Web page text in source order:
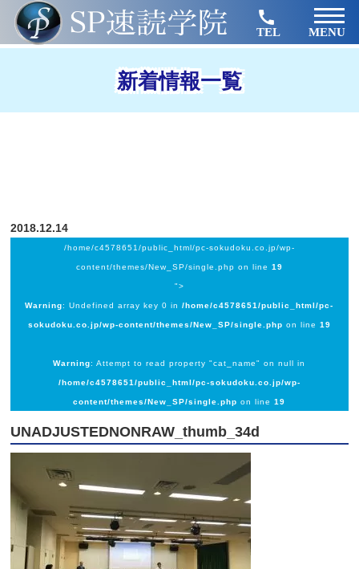
TEL MENU
新着情報一覧
2018.12.14
/home/c4578651/public_html/pc-sokudoku.co.jp/wp-
content/themes/New_SP/single.php on line 19
">
Warning : Undefined array key 0 in/home/c4578651/public_html/pc-
sokudoku.co.jp/wp-content/themes/New_SP/single.php on line 19
Warning : Attempt to read property "cat_name" on null in
/home/c4578651/public_html/pc-sokudoku.co.jp/wp-
content/themes/New_SP/single.php on line19
UNADJUSTEDNONRAW_thumb_34d